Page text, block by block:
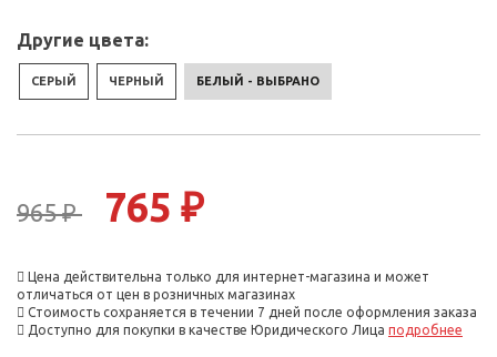
Другие цвета:
СЕРЫЙ ЧЕРНЫЙ БЕЛЫЙ - ВЫБРАНО
965 ₽ 765 ₽
Цена действительна только для интернет-магазина и может
отличаться от цен в розничных магазинах
Стоимость сохраняется в течении 7 дней после оформления заказа
Доступно для покупки в качестве Юридического Лица подробнее